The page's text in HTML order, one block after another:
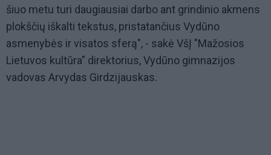
šiuo metu turi daugiausiai darbo ant grindinio akmens
plokščių iškalti tekstus, pristatančius Vydūno
asmenybės ir visatos sferą", - sakė VšĮ "Mažosios
Lietuvos kultūra" direktorius, Vydūno gimnazijos
vadovas Arvydas Girdzijauskas.